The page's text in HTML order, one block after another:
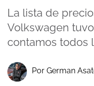
La lista de
Volkswagen
contamos todos
Por German